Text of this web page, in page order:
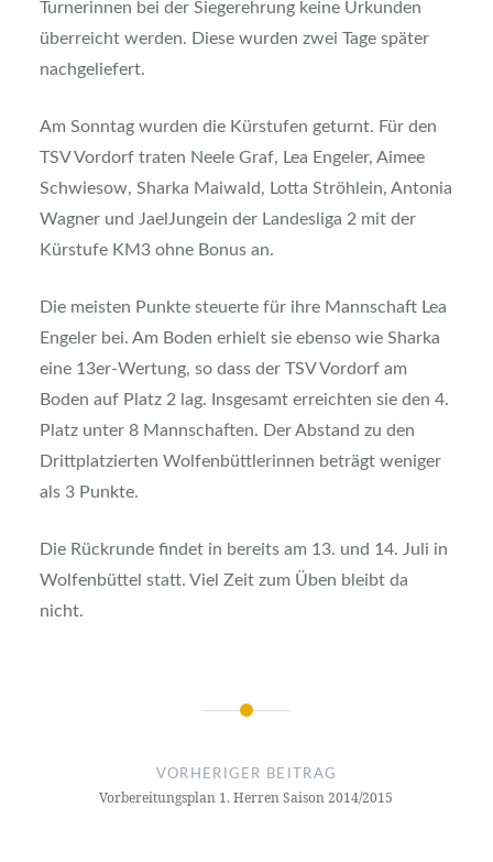
Turnerinnen bei der Siegerehrung keine Urkunden
überreicht werden. Diese wurden zwei Tage später
nachgeliefert.
Am Sonntag wurden die Kürstufen geturnt. Für den
TSV Vordorf traten Neele Graf, Lea Engeler, Aimee
Schwiesow, Sharka Maiwald, Lotta Ströhlein, Antonia
Wagner und JaelJungein der Landesliga 2 mit der
Kürstufe KM3 ohne Bonus an.
Die meisten Punkte steuerte für ihre Mannschaft Lea
Engeler bei. Am Boden erhielt sie ebenso wie Sharka
eine 13er-Wertung, so dass der TSV Vordorf am
Boden auf Platz 2 lag. Insgesamt erreichten sie den 4.
Platz unter 8 Mannschaften. Der Abstand zu den
Drittplatzierten Wolfenbüttlerinnen beträgt weniger
als 3 Punkte.
Die Rückrunde findet in bereits am 13. und 14. Juli in
Wolfenbüttel statt. Viel Zeit zum Üben bleibt da
nicht.
Beitragsnavigation
VORHERIGER BEITRAG
Vorbereitungsplan 1. Herren Saison 2014/2015